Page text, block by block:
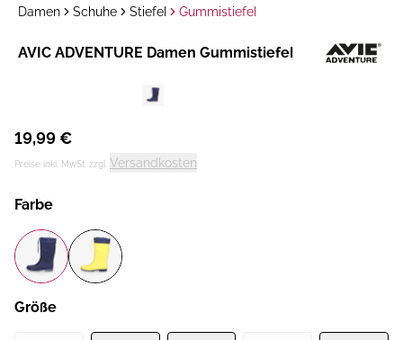
Damen Schuhe Stiefel Gummistiefel
Hersteller:
​AVIC ADVENTURE Damen Gummistiefel
19,99 €
Preise inkl. MwSt. zzgl. Versandkosten
Farbe
Größe